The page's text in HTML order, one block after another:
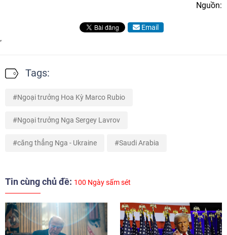
Nguồn:
Email
Tags:
Ngoại trưởng Hoa Kỳ Marco Rubio
Ngoại trưởng Nga Sergey Lavrov
căng thẳng Nga - Ukraine Saudi Arabia
Tin cùng chủ đề: 100 Ngày sấm sét